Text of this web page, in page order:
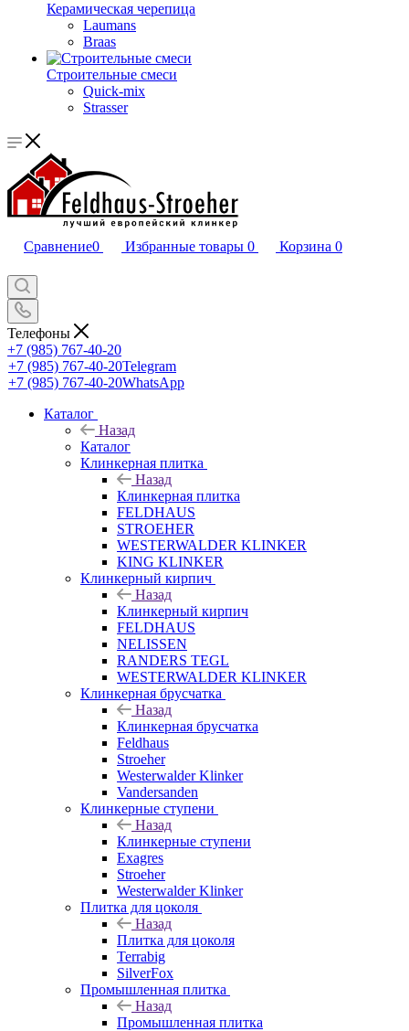
Керамическая черепица
Laumans
Braas
Строительные смеси
Quick-mix
Strasser
Сравнение0 Избранные товары 0 Корзина 0
Телефоны
+7 (985) 767-40-20
+7 (985) 767-40-20Telegram
+7 (985) 767-40-20WhatsApp
Каталог
Назад
Каталог
Клинкерная плитка
Назад
Клинкерная плитка
FELDHAUS
STROEHER
WESTERWALDER KLINKER
KING KLINKER
Клинкерный кирпич
Назад
Клинкерный кирпич
FELDHAUS
NELISSEN
RANDERS TEGL
WESTERWALDER KLINKER
Клинкерная брусчатка
Назад
Клинкерная брусчатка
Feldhaus
Stroeher
Westerwalder Klinker
Vandersanden
Клинкерные ступени
Назад
Клинкерные ступени
Exagres
Stroeher
Westerwalder Klinker
Плитка для цоколя
Назад
Плитка для цоколя
Terrabig
SilverFox
Промышленная плитка
Назад
Промышленная плитка